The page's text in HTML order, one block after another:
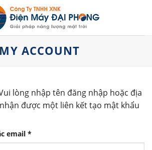
MY ACCOUNT
lòng nhập tên đăng nhập hoặc địa
được một liên kết tạo mật khẩu
email *Bắt
buộc